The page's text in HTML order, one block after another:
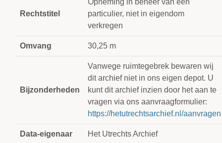
Rechtstitel
Opneming in beheer van een
particulier, niet in eigendom
verkregen
Omvang 30,25 m
Bijzonderheden
Vanwege ruimtegebrek bewaren wij
dit archief niet in ons eigen depot. U
kunt dit archief inzien door het aan te
vragen via ons aanvraagformulier:
https://hetutrechtsarchief.nl/aanvragen
Data-eigenaar Het Utrechts Archief